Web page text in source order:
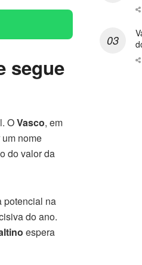
segue
OVasco, em
nome
do valor da
potencial na
do ano.
espera